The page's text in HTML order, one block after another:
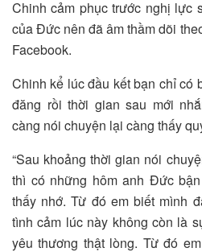
Chinh cảm phục trước nghị lực
của Đức nên đã âm thầm dõi
Facebook.
Chinh kể lúc đầu kết bạn chỉ có
đăng rồi thời gian sau mới
càng nói chuyện lại càng thấy
“Sau khoảng thời gian nói
thì có những hôm anh Đức
thấy nhớ. Từ đó em biết mình
tình cảm lúc này không còn là
yêu thương thật lòng. Từ đó